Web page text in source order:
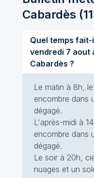
Cabardès (
Quel temps
vendredi 7 aout à Pradelles-
Cabardès ?
Le matin à 8h,
encombre dans
dégagé.
L'après-midi à
encombre dans
dégagé.
Le soir à 20h,
nuages et un